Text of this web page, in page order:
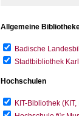
Allgemeine
Badische
Stadtbibliothek
Hochschulen
KIT-Bibliothek